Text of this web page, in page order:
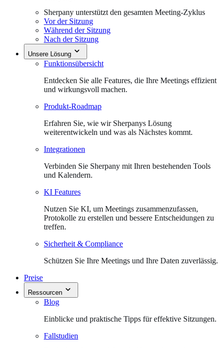
Sherpany unterstützt den gesamten Meeting-Zyklus
Vor der Sitzung
Während der Sitzung
Nach der Sitzung
Unsere Lösung
Funktionsübersicht
Entdecken Sie alle Features, die Ihre Meetings effizient
und wirkungsvoll machen.
Produkt-Roadmap
Erfahren Sie, wie wir Sherpanys Lösung
weiterentwickeln und was als Nächstes kommt.
Integrationen
Verbinden Sie Sherpany mit Ihren bestehenden Tools
und Kalendern.
KI Features
Nutzen Sie KI, um Meetings zusammenzufassen,
Protokolle zu erstellen und bessere Entscheidungen zu
treffen.
Sicherheit & Compliance
Schützen Sie Ihre Meetings und Ihre Daten zuverlässig.
Preise
Ressourcen
Blog
Einblicke und praktische Tipps für effektive Sitzungen.
Fallstudien